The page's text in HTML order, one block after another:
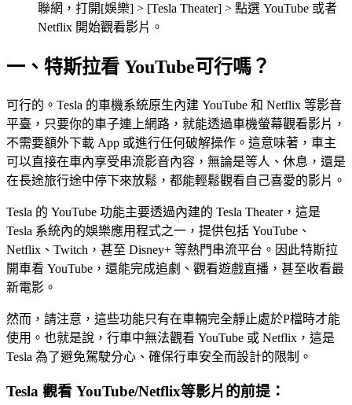
聯網，打開[娛樂] > [Tesla Theater] > 點選 YouTube 或者
Netflix 開始觀看影片。
一、特斯拉看 YouTube可行嗎？
可行的。Tesla 的車機系統原生內建 YouTube 和 Netflix 等影音
平臺，只要你的車子連上網路，就能透過車機螢幕觀看影片，
不需要額外下載 App 或進行任何破解操作。這意味著，車主
可以直接在車內享受串流影音內容，無論是等人、休息，還是
在長途旅行途中停下來放鬆，都能輕鬆觀看自己喜愛的影片。
Tesla 的 YouTube 功能主要透過內建的 Tesla Theater，這是
Tesla 系統內的娛樂應用程式之一，提供包括 YouTube、
Netflix、Twitch，甚至 Disney+ 等熱門串流平台。因此特斯拉
開車看 YouTube，還能完成追劇、觀看遊戲直播，甚至收看最
新電影。
然而，請注意，這些功能只有在車輛完全靜止處於P檔時才能
使用。也就是說，行車中無法觀看 YouTube 或 Netflix，這是
Tesla 為了避免駕駛分心、確保行車安全而設計的限制。
Tesla 觀看 YouTube/Netflix等影片的前提：